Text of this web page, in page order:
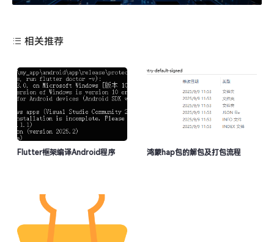
相关推荐
Flutter框架编译Android程序 鸿蒙hap包的解包及打包流程